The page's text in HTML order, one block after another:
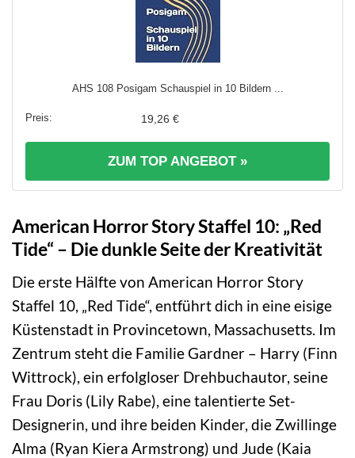
AHS 108 Posigam Schauspiel in 10 Bildern ...
19,26 €
ZUM TOP ANGEBOT »
American Horror Story Staffel 10: „Red
Tide“ – Die dunkle Seite der Kreativität
Die erste Hälfte von American Horror Story
Staffel 10, „Red Tide“, entführt dich in eine eisige
Küstenstadt in Provincetown, Massachusetts. Im
Zentrum steht die Familie Gardner – Harry (Finn
Wittrock), ein erfolgloser Drehbuchautor, seine
Frau Doris (Lily Rabe), eine talentierte Set-
Designerin, und ihre beiden Kinder, die Zwillinge
Alma (Ryan Kiera Armstrong) und Jude (Kaia